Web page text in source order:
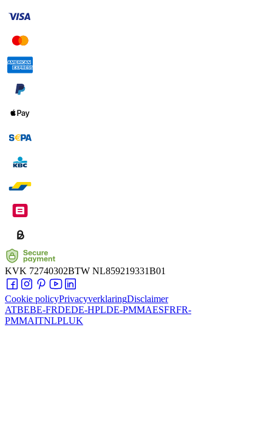
KVK 72740302BTW NL859219331B01
Cookie policyPrivacyverklaringDisclaimer
ATBEBE-FRDEDE-HPLDE-PMMAESFRFR-
PMMAITNLPLUK